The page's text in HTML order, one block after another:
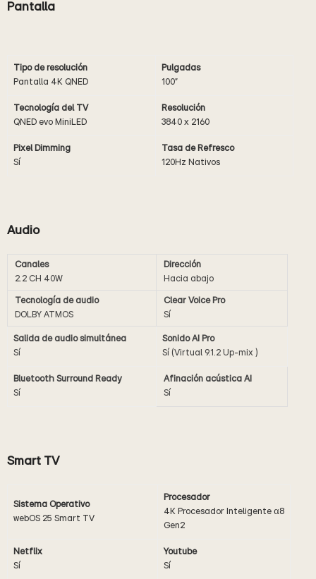
Pantalla
Tipo de resolución
Pantalla 4K QNED
Pulgadas
100"
Tecnología del TV
QNED evo MiniLED
Resolución
3840 x 2160
Pixel Dimming
Sí
Tasa de Refresco
120Hz Nativos
Audio
Canales
2.2 CH 40W
Dirección
Hacia abajo
Tecnología de audio
DOLBY ATMOS
Clear Voice Pro
Sí
Salida de audio simultánea
Sí
Sonido AI Pro
Sí (Virtual 9.1.2 Up-mix )
Bluetooth Surround Ready
Sí
Afinación acústica AI
Sí
Smart TV
Sistema Operativo
webOS 25 Smart TV
Procesador
4K Procesador Inteligente α8
Gen2
Netflix
Sí
Youtube
Sí